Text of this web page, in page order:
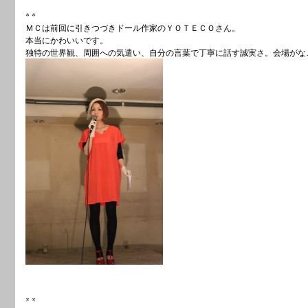
* *
ＭＣは前回に引きつづきドール作家のＹＯＴＥＣＯさん。
本当にかわいいです。
独特の世界観、周囲への気遣い、自分の言葉で丁寧に話す誠実さ。会場がな
* *